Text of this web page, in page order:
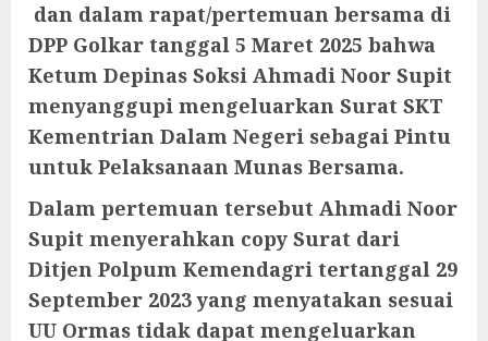
dan dalam rapat/pertemuan bersama di
DPP Golkar tanggal 5 Maret 2025 bahwa
Ketum Depinas Soksi Ahmadi Noor Supit
menyanggupi mengeluarkan Surat SKT
Kementrian Dalam Negeri sebagai Pintu
untuk Pelaksanaan Munas Bersama.
Dalam pertemuan tersebut Ahmadi Noor
Supit menyerahkan copy Surat dari
Ditjen Polpum Kemendagri tertanggal 29
September 2023 yang menyatakan sesuai
UU Ormas tidak dapat mengeluarkan